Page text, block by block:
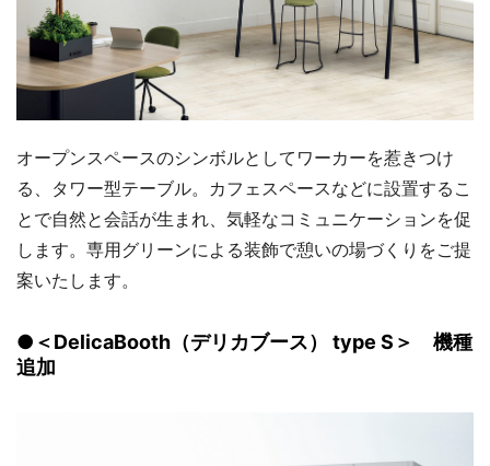
オープンスペースのシンボルとしてワーカーを惹きつけ
る、タワー型テーブル。カフェスペースなどに設置するこ
とで自然と会話が生まれ、気軽なコミュニケーションを促
します。専用グリーンによる装飾で憩いの場づくりをご提
案いたします。
●＜DelicaBooth（デリカブース） type S＞ 機種
追加